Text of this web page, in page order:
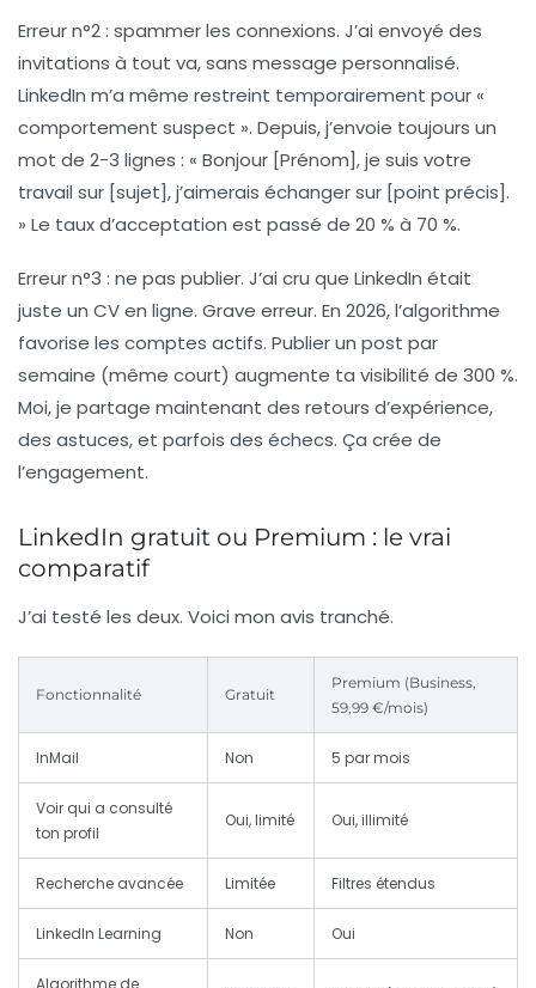
Erreur n°2 : spammer les connexions. J’ai envoyé des
invitations à tout va, sans message personnalisé.
LinkedIn m’a même restreint temporairement pour «
comportement suspect ». Depuis, j’envoie toujours un
mot de 2-3 lignes : « Bonjour [Prénom], je suis votre
travail sur [sujet], j’aimerais échanger sur [point précis].
» Le taux d’acceptation est passé de 20 % à 70 %.
Erreur n°3 : ne pas publier. J’ai cru que LinkedIn était
juste un CV en ligne. Grave erreur. En 2026, l’algorithme
favorise les comptes actifs. Publier un post par
semaine (même court) augmente ta visibilité de 300 %.
Moi, je partage maintenant des retours d’expérience,
des astuces, et parfois des échecs. Ça crée de
l’engagement.
LinkedIn gratuit ou Premium : le vrai
comparatif
J’ai testé les deux. Voici mon avis tranché.
Fonctionnalité Gratuit
Premium (Business,
59,99 €/mois)
InMail Non 5 par mois
Voir qui a consulté
ton profil
Oui, limité Oui, illimité
Recherche avancée Limitée Filtres étendus
LinkedIn Learning Non Oui
Algorithme de